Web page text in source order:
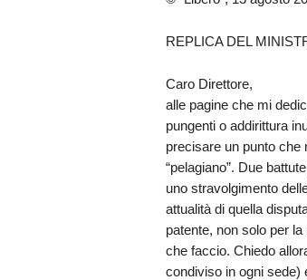
REPLICA DEL
Caro Direttore,
alle pagine che mi
pungenti o addirittura
precisare un punto
“pelagiano”. Due
uno stravolgimento
attualità di quella
patente, non solo per
che faccio. Chiedo
condiviso in ogni sede)